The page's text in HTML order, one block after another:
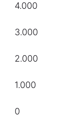
4.000
3.000
2.000
1.000
0